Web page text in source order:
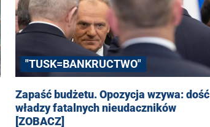
"TUSK=BANKRUCTWO"
Zapaść budżetu. Opozycja wzywa: dość
władzy fatalnych nieudaczników
[ZOBACZ]